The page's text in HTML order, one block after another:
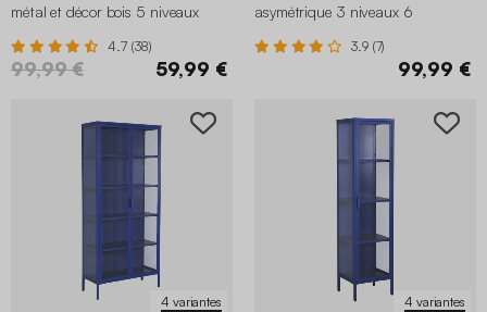
métal et décor bois 5 niveaux
4.7 (38)
99,99 € 59,99 €
asymétrique 3 niveaux 6
3.9 (7)
99,99 €
4 variantes 4 variantes